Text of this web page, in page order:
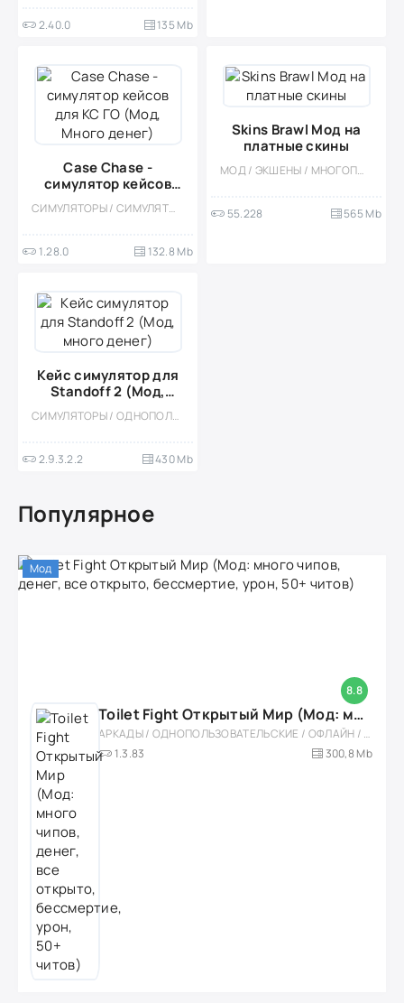
2.40.0 135 Mb
Case Chase -
симулятор кейсов
для КС ГО (Мод,
Много денег)
СИМУЛЯТОРЫ / СИМУЛЯТОРЫ КЕЙСОВ / МОД / КАЗУАЛЬНЫЕ / ОДНОПОЛЬЗОВАТЕЛЬСКИЕ / ОФЛАЙН / РЕАЛИЗМ / ВСТРОЕННЫЙ КЕШ
1.28.0 132.8 Mb
Skins Brawl Мод на
платные скины
МОД / ЭКШЕНЫ / МНОГОПОЛЬЗОВАТЕЛЬСКАЯ / ПРИВАТКИ
55.228 565 Mb
Кейс симулятор для
Standoff 2 (Мод,
много денег)
СИМУЛЯТОРЫ / ОДНОПОЛЬЗОВАТЕЛЬСКИЕ / КАЗУАЛЬНЫЕ / ОФЛАЙН / МОД / СИМУЛЯТОРЫ КЕЙСОВ
2.9.3.2.2 430 Mb
Популярное
8.8
Мод
Toilet Fight Открытый Мир (Мод: много чипов, денег, все открыто, бессмертие, урон, 50+ читов)
АРКАДЫ / ОДНОПОЛЬЗОВАТЕЛЬСКИЕ / ОФЛАЙН / МОД / РОЛЕВЫЕ / ШУТЕРЫ / ОТКРЫТЫЙ МИР / ВСТРОЕННЫЙ КЕШ / 3D / ЭКШЕНЫ / ТУАЛЕТНЫЕ ВОЙНЫ / ДЛЯ ДЕТЕЙ
1.3.83
300,8 Mb